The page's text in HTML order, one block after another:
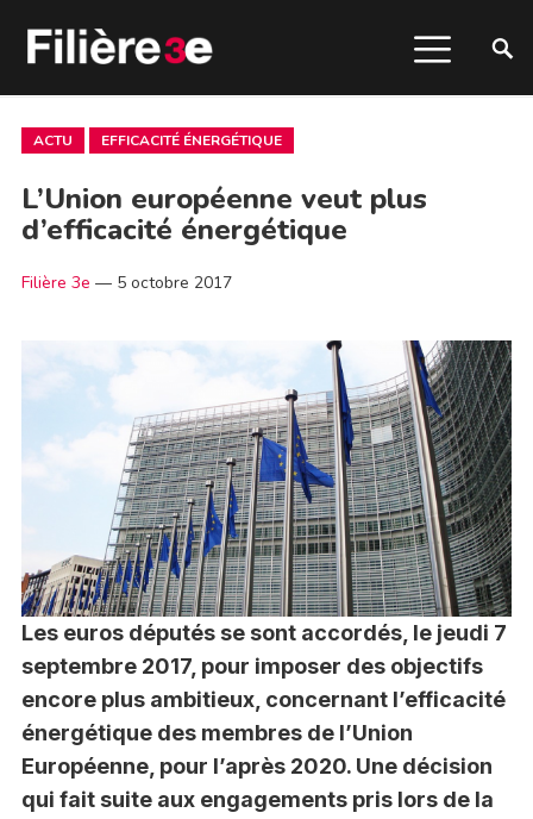
ACTU EFFICACITÉ ÉNERGÉTIQUE
L’Union européenne veut plus
d’efficacité énergétique
Filière 3e — 5 octobre 2017
Les euros députés se sont accordés, le jeudi 7
septembre 2017, pour imposer des objectifs
encore plus ambitieux, concernant l’efficacité
énergétique des membres de l’Union
Européenne, pour l’après 2020. Une décision
qui fait suite aux engagements pris lors de la